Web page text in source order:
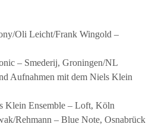
Oli Leicht/Frank Wingold –
– Smederij, Groningen/NL
Aufnahmen mit dem Niels Klein
Klein Ensemble – Loft, Köln
Rehmann – Blue Note, Osnabrück